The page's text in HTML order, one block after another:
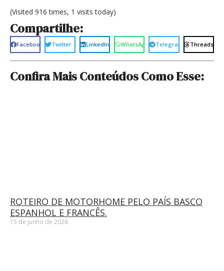
(Visited 916 times, 1 visits today)
Compartilhe:
Facebook Twitter LinkedIn WhatsApp Telegram Threads
Confira Mais Conteúdos Como Esse:
ROTEIRO DE MOTORHOME PELO PAÍS BASCO
ESPANHOL E FRANCÊS.
15 de junho de 2026